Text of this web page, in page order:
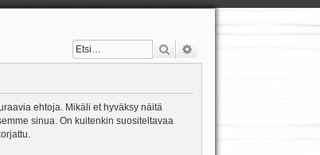
Etsi
ehtoja. Mikäli et hyväksy näitä
sinua. On kuitenkin suositeltavaa